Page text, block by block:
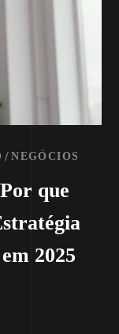
NEGÓCIOS
que
2025